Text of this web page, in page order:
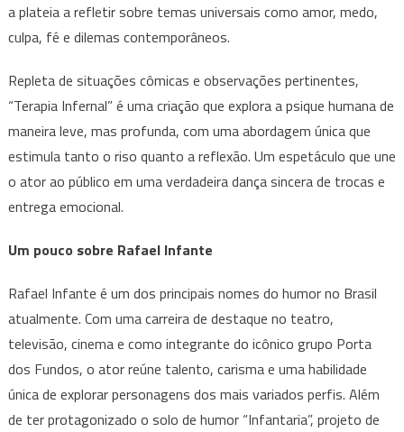
a plateia a refletir sobre temas universais como amor, medo,
culpa, fé e dilemas contemporâneos.
Repleta de situações cômicas e observações pertinentes,
“Terapia Infernal” é uma criação que explora a psique humana de
maneira leve, mas profunda, com uma abordagem única que
estimula tanto o riso quanto a reflexão. Um espetáculo que une
o ator ao público em uma verdadeira dança sincera de trocas e
entrega emocional.
Um pouco sobre Rafael Infante
Rafael Infante é um dos principais nomes do humor no Brasil
atualmente. Com uma carreira de destaque no teatro,
televisão, cinema e como integrante do icônico grupo Porta
dos Fundos, o ator reúne talento, carisma e uma habilidade
única de explorar personagens dos mais variados perfis. Além
de ter protagonizado o solo de humor “Infantaria”, projeto de